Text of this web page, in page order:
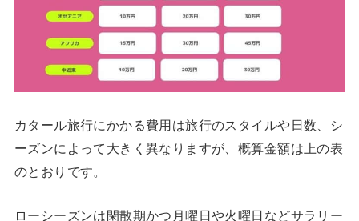
カタール旅行にかかる費用は旅行のスタイルや日数、シ
ーズンによって大きく異なりますが、概算金額は上の表
のとおりです。
ローシーズンは閑散期かつ月曜日や火曜日などサラリー